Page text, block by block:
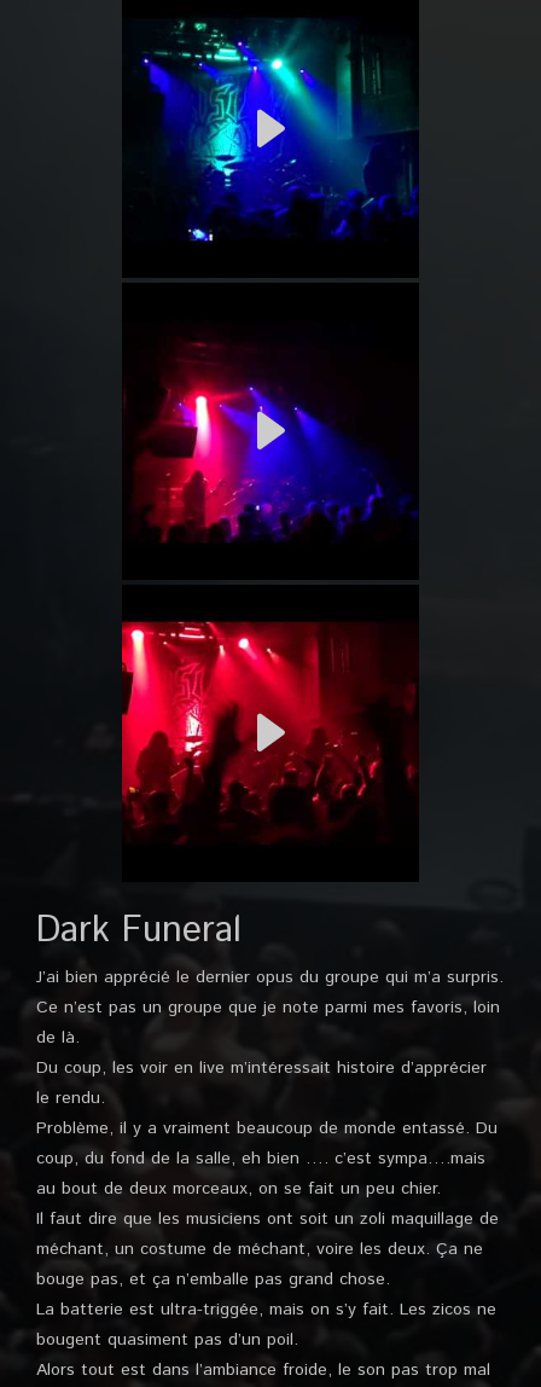
Dark Funeral
J’ai bien apprécié le dernier opus du groupe qui m’a surpris.
Ce n’est pas un groupe que je note parmi mes favoris, loin
de là.
Du coup, les voir en live m’intéressait histoire d’apprécier
le rendu.
Problème, il y a vraiment beaucoup de monde entassé. Du
coup, du fond de la salle, eh bien …. c’est sympa….mais
au bout de deux morceaux, on se fait un peu chier.
Il faut dire que les musiciens ont soit un zoli maquillage de
méchant, un costume de méchant, voire les deux. Ça ne
bouge pas, et ça n’emballe pas grand chose.
La batterie est ultra-triggée, mais on s’y fait. Les zicos ne
bougent quasiment pas d’un poil.
Alors tout est dans l’ambiance froide, le son pas trop mal